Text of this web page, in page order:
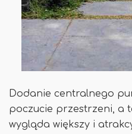
Dodanie centralnego
poczucie przestrzeni, a
wygląda większy i